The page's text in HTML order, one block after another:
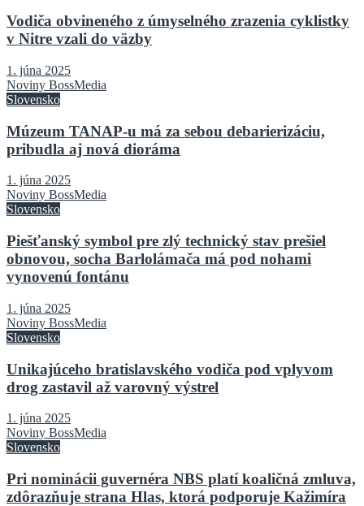
Vodiča obvineného z úmyselného zrazenia cyklistky
v Nitre vzali do väzby
1. júna 2025
Noviny BossMedia
Slovensko
Múzeum TANAP-u má za sebou debarierizáciu,
pribudla aj nová dioráma
1. júna 2025
Noviny BossMedia
Slovensko
Piešťanský symbol pre zlý technický stav prešiel
obnovou, socha Barlolámača má pod nohami
vynovenú fontánu
1. júna 2025
Noviny BossMedia
Slovensko
Unikajúceho bratislavského vodiča pod vplyvom
drog zastavil až varovný výstrel
1. júna 2025
Noviny BossMedia
Slovensko
Pri nominácii guvernéra NBS platí koaličná zmluva,
zdôrazňuje strana Hlas, ktorá podporuje Kažimíra